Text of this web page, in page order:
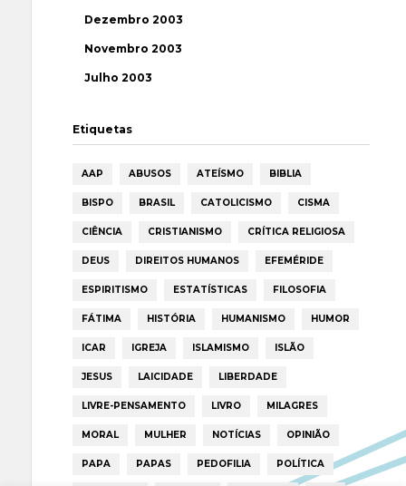
Dezembro 2003
Novembro 2003
Julho 2003
Etiquetas
AAP ABUSOS ATEÍSMO BIBLIA
BISPO BRASIL CATOLICISMO CISMA
CIÊNCIA CRISTIANISMO CRÍTICA RELIGIOSA
DEUS DIREITOS HUMANOS EFEMÉRIDE
ESPIRITISMO ESTATÍSTICAS FILOSOFIA
FÁTIMA HISTÓRIA HUMANISMO HUMOR
ICAR IGREJA ISLAMISMO ISLÃO
JESUS LAICIDADE LIBERDADE
LIVRE-PENSAMENTO LIVRO MILAGRES
MORAL MULHER NOTÍCIAS OPINIÃO
PAPA PAPAS PEDOFILIA POLÍTICA